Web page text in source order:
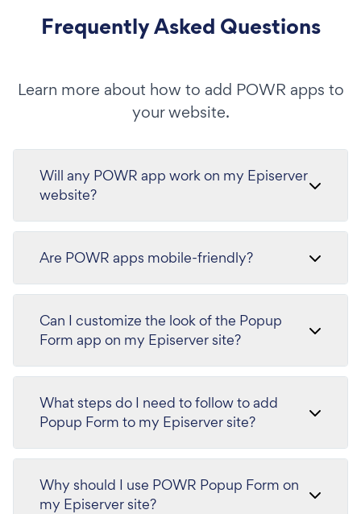
Frequently Asked Questions
Learn more about how to add POWR apps to
your website.
Will any POWR app work on my Episerver
website?
Are POWR apps mobile-friendly?
Can I customize the look of the Popup
Form app on my Episerver site?
What steps do I need to follow to add
Popup Form to my Episerver site?
Why should I use POWR Popup Form on
my Episerver site?